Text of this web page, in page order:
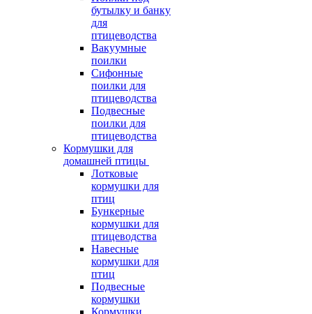
бутылку и банку
для
птицеводства
Вакуумные
поилки
Сифонные
поилки для
птицеводства
Подвесные
поилки для
птицеводства
Кормушки для
домашней птицы
Лотковые
кормушки для
птиц
Бункерные
кормушки для
птицеводства
Навесные
кормушки для
птиц
Подвесные
кормушки
Кормушки